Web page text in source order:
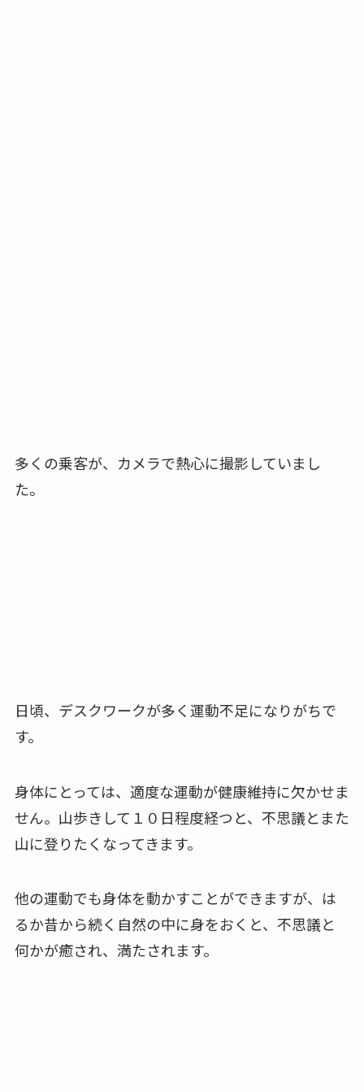
多くの乗客が、カメラで熱心に撮影していまし
た。
日頃、デスクワークが多く運動不足になりがちで
す。
身体にとっては、適度な運動が健康維持に欠かせま
せん。山歩きして１０日程度経つと、不思議とまた
山に登りたくなってきます。
他の運動でも身体を動かすことができますが、は
るか昔から続く自然の中に身をおくと、不思議と
何かが癒され、満たされます。